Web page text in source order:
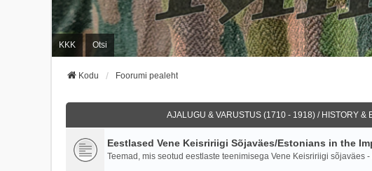
KKK Otsi
Kodu Foorumi pealeht
AJALUGU & VARUSTUS (1710 - 1918) / HISTORY &
Eestlased Vene Keisririigi Sõjaväes/Estonians in the
Teemad, mis seotud eestlaste teenimisega Vene Keisririigi sõjaväes